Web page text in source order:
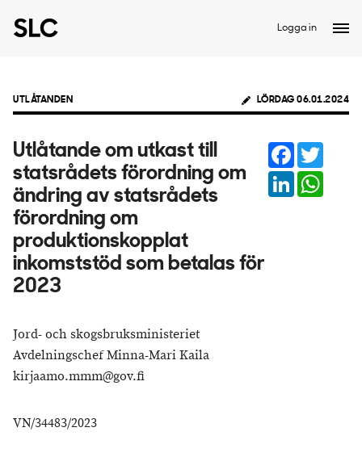
Logga in
UTLÅTANDEN LÖRDAG 06.01.2024
Utlåtande om utkast till
statsrådets förordning om
ändring av statsrådets
förordning om
produktionskopplat
inkomststöd som betalas för
2023
Facebook
LinkedIn
Jord- och skogsbruksministeriet
Avdelningschef Minna-Mari Kaila
kirjaamo.mmm@gov.fi
VN/34483/2023